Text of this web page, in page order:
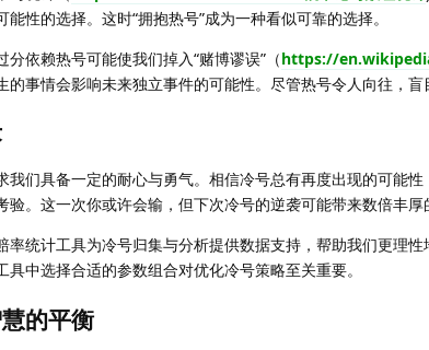
性的选择。这时“拥抱热号”成为一种看似可靠的选择。
依赖热号可能使我们掉入“赌博谬误”（https://
事情会影响未来独立事件的可能性。尽管热号令人向往，盲
我们具备一定的耐心与勇气。相信冷号总有再度出现的可能
。这一次你或许会输，但下次冷号的逆袭可能带来数倍丰厚
率统计工具为冷号归集与分析提供数据支持，帮助我们更理
中选择合适的参数组合对优化冷号策略至关重要。
的平衡